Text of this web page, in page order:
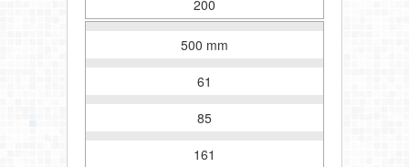
200
500 mm
61
85
161